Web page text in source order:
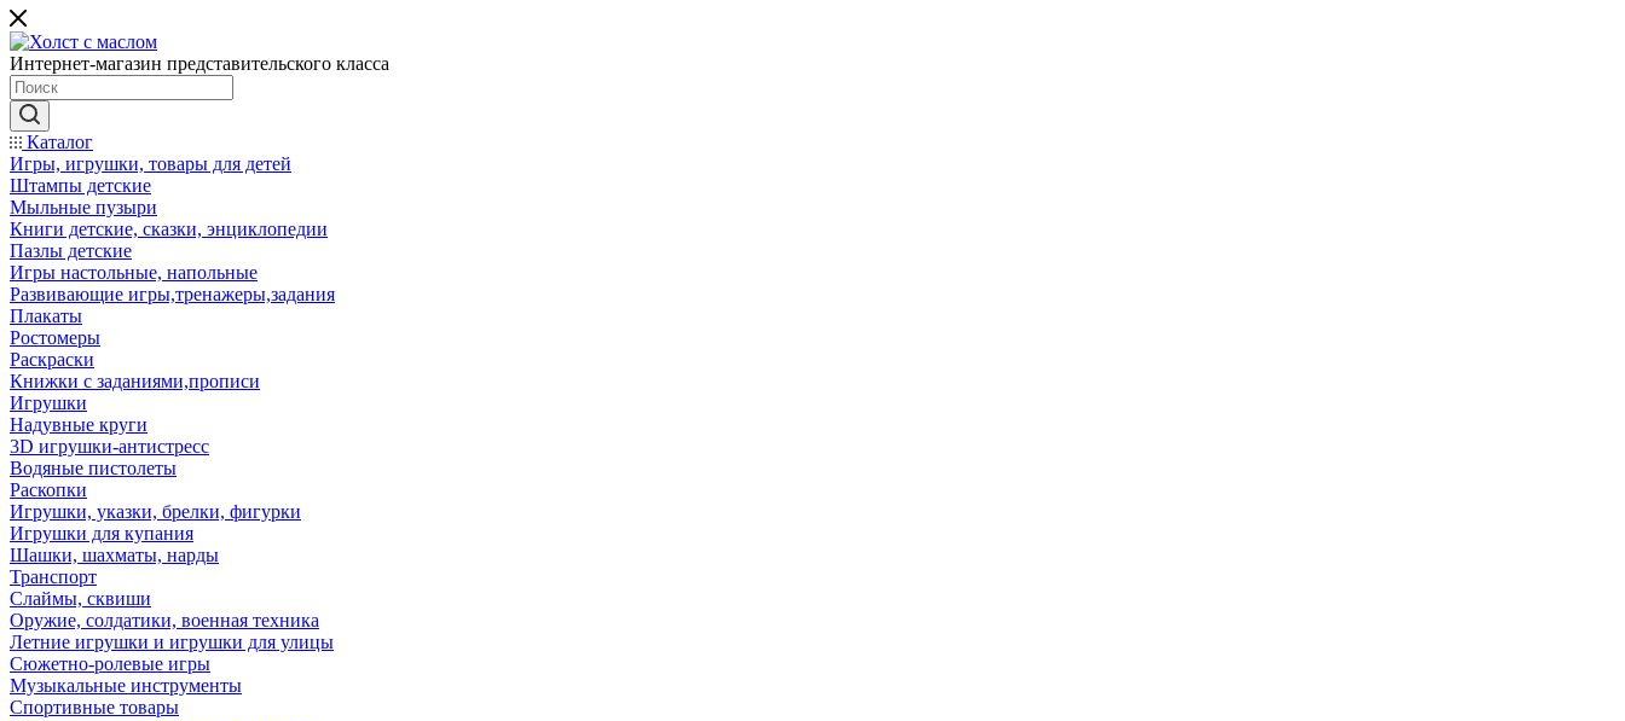
Интернет-магазин представительского класса
Каталог
Игры, игрушки, товары для детей
Штампы детские
Мыльные пузыри
Книги детские, сказки, энциклопедии
Пазлы детские
Игры настольные, напольные
Развивающие игры,тренажеры,задания
Плакаты
Ростомеры
Раскраски
Книжки с заданиями,прописи
Игрушки
Надувные круги
3D игрушки-антистресс
Водяные пистолеты
Раскопки
Игрушки, указки, брелки, фигурки
Игрушки для купания
Шашки, шахматы, нарды
Транспорт
Слаймы, сквиши
Оружие, солдатики, военная техника
Летние игрушки и игрушки для улицы
Сюжетно-ролевые игры
Музыкальные инструменты
Спортивные товары